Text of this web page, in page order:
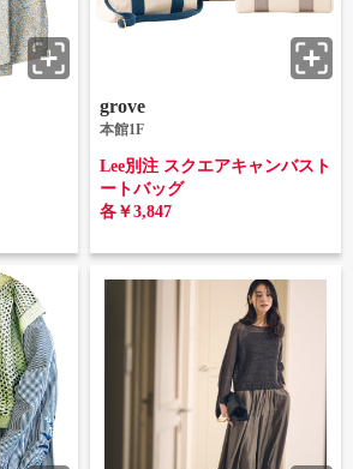
grove
本館1F
Lee別注 スクエアキャンバスト
ートバッグ
各￥3,847